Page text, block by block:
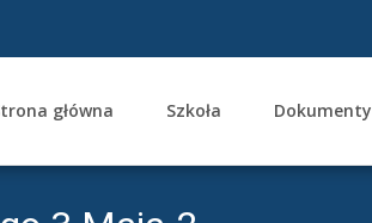
główna Szkoła Dokumenty